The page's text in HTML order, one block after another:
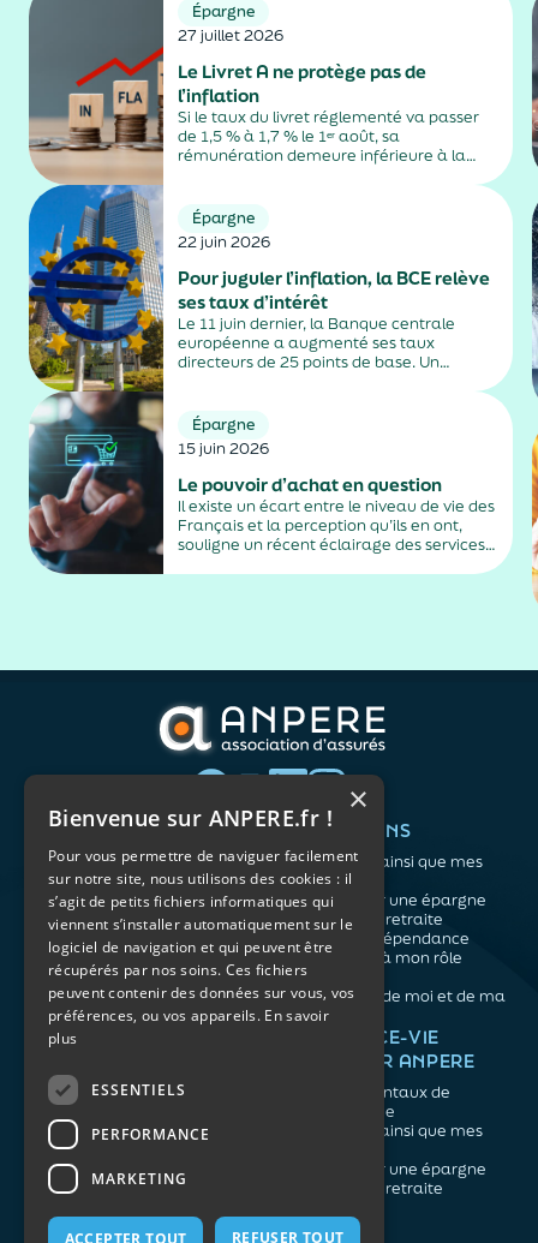
Épargne
27 juillet 2026
Le Livret A ne protège pas de
l’inflation
Si le taux du livret réglementé va passer
de 1,5 % à 1,7 % le 1ᵉʳ août, sa
rémunération demeure inférieure à la
Épargne
22 juin 2026
Pour juguler l’inflation, la BCE relève
ses taux d’intérêt
Le 11 juin dernier, la Banque centrale
européenne a augmenté ses taux
directeurs de 25 points de base. Un
conflit au Moyen-Orient.
Épargne
15 juin 2026
Le pouvoir d’achat en question
Il existe un écart entre le niveau de vie des
Français et la perception qu’ils en ont,
souligne un récent éclairage des services
QUI SOMMES-NOUS ?
L'association
Notre organisation
L’équipe
Les atouts du contrat
associatif
VOS BESOINS
Me protéger ainsi que mes
proches
Me constituer une épargne
Préparer ma retraite
Anticiper la dépendance
Me préparer à mon rôle
d'aidant
Prendre soin de moi et de ma
santé
NOS ARTICLES
Retraite
Prévoyance
Dépendance
Aidants
ASSURANCE-VIE
FACILE PAR ANPERE
Les fondamentaux de
l'assurance vie
Me protéger ainsi que mes
Me constituer une épargne
Préparer ma retraite
×
Bienvenue sur ANPERE.fr !
Pour vous permettre de naviguer facilement
sur notre site, nous utilisons des cookies : il
s’agit de petits fichiers informatiques qui
viennent s’installer automatiquement sur le
logiciel de navigation et qui peuvent être
récupérés par nos soins. Ces fichiers
peuvent contenir des données sur vous, vos
préférences, ou vos appareils. En savoir
plus
ESSENTIELS
PERFORMANCE
MARKETING
ACCEPTER TOUT REFUSER TOUT